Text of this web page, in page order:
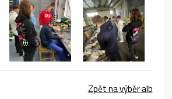
Zpět na výběr alb